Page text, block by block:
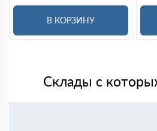
В КОРЗИНУ
Склады с